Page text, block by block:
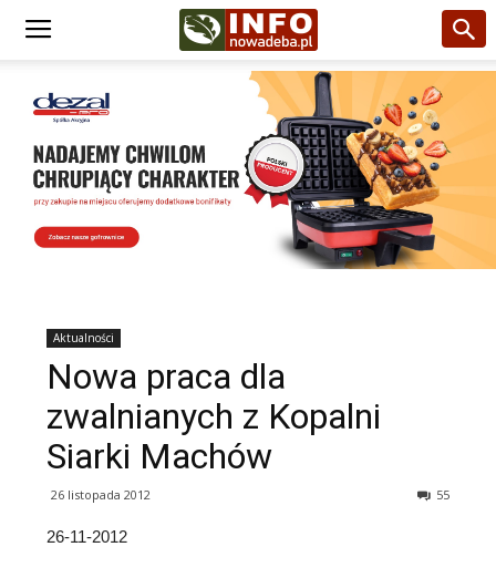
Aktualności
Nowa praca dla
zwalnianych z Kopalni
Siarki Machów
26 listopada 2012 55
26-11-2012